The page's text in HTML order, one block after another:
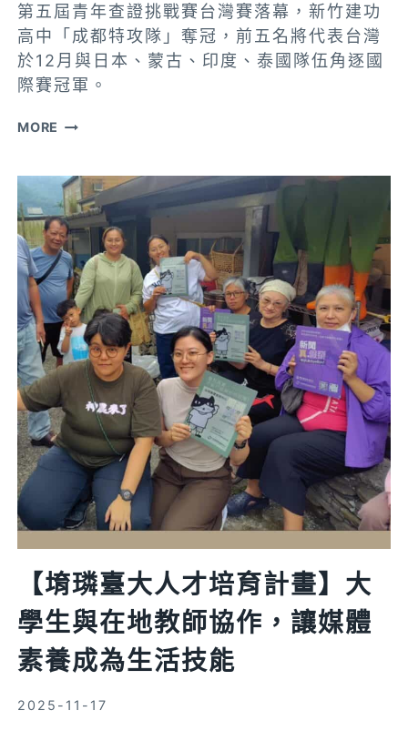
優
勝
第五屆青年查證挑戰賽台灣賽落幕，新竹建功
高中「成都特攻隊」奪冠，前五名將代表台灣
於12月與日本、蒙古、印度、泰國隊伍角逐國
際賽冠軍。
MORE 建
高
中
包
辦
冠
亞
軍
五
強
晉
級
國
角
亞
太
最
查
隊
【堉璘臺大人才培育計畫】大
學生與在地教師協作，讓媒體
素養成為生活技能
2025-11-17